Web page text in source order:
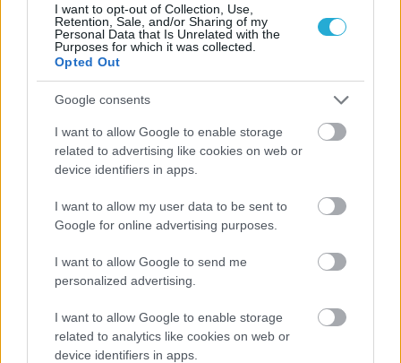
I want to opt-out of Collection, Use,
Retention, Sale, and/or Sharing of my
Personal Data that Is Unrelated with the
Purposes for which it was collected.
Opted Out
Google consents
I want to allow Google to enable storage
related to advertising like cookies on web or
device identifiers in apps.
I want to allow my user data to be sent to
Google for online advertising purposes.
I want to allow Google to send me
personalized advertising.
I want to allow Google to enable storage
related to analytics like cookies on web or
device identifiers in apps.
παντού…